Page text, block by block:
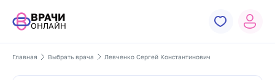
ВРАЧИ
ОНЛАЙН
Главная Выбрать врача Левченко Сергей Константинович